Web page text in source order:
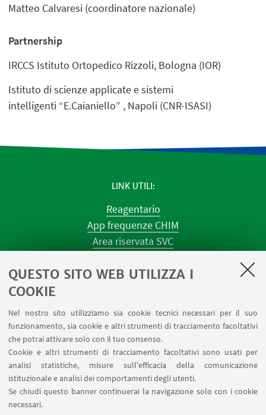
QUESTO SITO WEB UTILIZZA I
COOKIE
Nel nostro sito utilizziamo sia cookie tecnici necessari per il suo
funzionamento, sia cookie e altri strumenti di tracciamento facoltativi
che potrai attivare solo con il tuo consenso.
Cookie e altri strumenti di tracciamento facoltativi sono usati per
analisi statistiche, misure sull'efficacia della comunicazione
istituzionale e analisi dei comportamenti degli utenti.
Se chiudi questo banner continuerai la navigazione solo con i cookie
necessari.
Matteo Calvaresi (coordinatore nazionale)
Partnership
IRCCS Istituto Ortopedico Rizzoli, Bologna (IOR)
Istituto di scienze applicate e sistemi
intelligenti “E.Caianiello” , Napoli (CNR-ISASI)
LINK UTILI
Reagentario
App frequenze CHIM
Area riservata SVC
Prenotazione spazi e Riunioni
Dismissione beni
Segnala un evento
SEGUI IL DIPARTIMENTO SU: